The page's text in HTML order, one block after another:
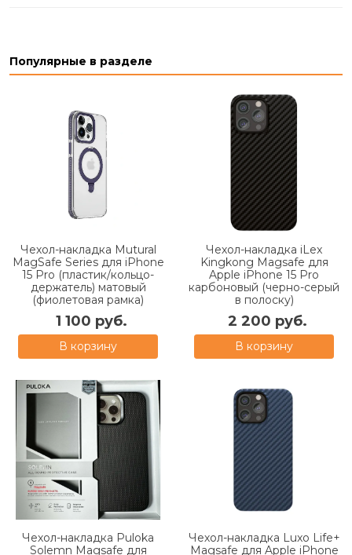
Популярные в разделе
Чехол-накладка Mutural
MagSafe Series для iPhone
15 Pro (пластик/кольцо-
держатель) матовый
(фиолетовая рамка)
1 100 руб.
В корзину
Чехол-накладка iLex
Kingkong Magsafe для
Apple iPhone 15 Pro
карбоновый (черно-серый
в полоску)
2 200 руб.
В корзину
Чехол-накладка Puloka
Solemn Magsafe для
Чехол-накладка Luxo Life+
Magsafe для Apple iPhone